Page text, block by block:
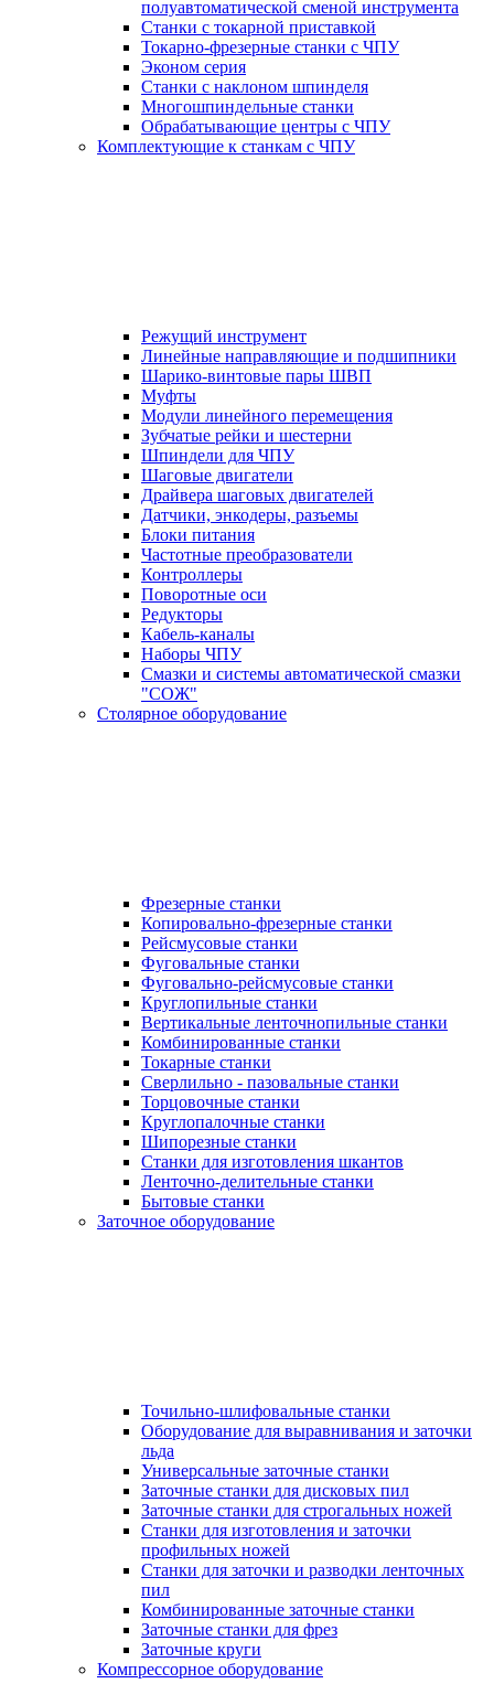
полуавтоматической сменой инструмента
Станки с токарной приставкой
Токарно-фрезерные станки с ЧПУ
Эконом серия
Станки с наклоном шпинделя
Многошпиндельные станки
Обрабатывающие центры с ЧПУ
Комплектующие к станкам с ЧПУ
Режущий инструмент
Линейные направляющие и подшипники
Шарико-винтовые пары ШВП
Муфты
Модули линейного перемещения
Зубчатые рейки и шестерни
Шпиндели для ЧПУ
Шаговые двигатели
Драйвера шаговых двигателей
Датчики, энкодеры, разъемы
Блоки питания
Частотные преобразователи
Контроллеры
Поворотные оси
Редукторы
Кабель-каналы
Наборы ЧПУ
Смазки и системы автоматической смазки
"СОЖ"
Столярное оборудование
Фрезерные станки
Копировально-фрезерные станки
Рейсмусовые станки
Фуговальные станки
Фуговально-рейсмусовые станки
Круглопильные станки
Вертикальные ленточнопильные станки
Комбинированные станки
Токарные станки
Сверлильно - пазовальные станки
Торцовочные станки
Круглопалочные станки
Шипорезные станки
Станки для изготовления шкантов
Ленточно-делительные станки
Бытовые станки
Заточное оборудование
Точильно-шлифовальные станки
Оборудование для выравнивания и заточки
льда
Универсальные заточные станки
Заточные станки для дисковых пил
Заточные станки для строгальных ножей
Станки для изготовления и заточки
профильных ножей
Станки для заточки и разводки ленточных
пил
Комбинированные заточные станки
Заточные станки для фрез
Заточные круги
Компрессорное оборудование